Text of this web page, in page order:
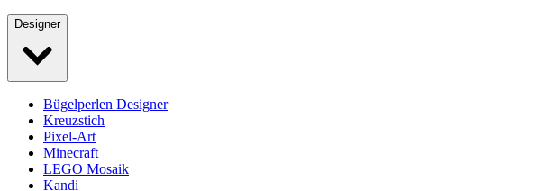
Designer
Bügelperlen Designer
Kreuzstich
Pixel-Art
Minecraft
LEGO Mosaik
Kandi